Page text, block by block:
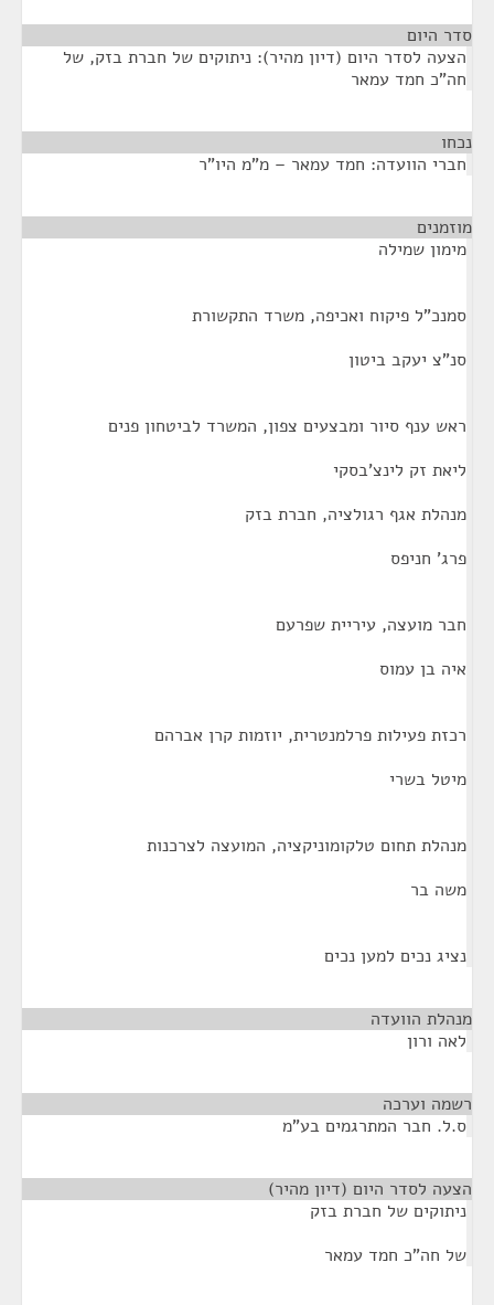
סדר היום
הצעה לסדר היום (דיון מהיר): ניתוקים של חברת בזק, של
חה"כ חמד עמאר
נכחו
חברי הוועדה: חמד עמאר – מ"מ היו"ר
מוזמנים
מימון שמילה
סמנכ"ל פיקוח ואכיפה, משרד התקשורת
סנ"צ יעקב ביטון
ראש ענף סיור ומבצעים צפון, המשרד לביטחון פנים
ליאת זק לינצ'בסקי
מנהלת אגף רגולציה, חברת בזק
פרג' חניפס
חבר מועצה, עיריית שפרעם
איה בן עמוס
רכזת פעילות פרלמנטרית, יוזמות קרן אברהם
מיטל בשרי
מנהלת תחום טלקומוניקציה, המועצה לצרכנות
משה בר
נציג נכים למען נכים
מנהלת הוועדה
לאה ורון
רשמה וערכה
ס.ל. חבר המתרגמים בע"מ
הצעה לסדר היום (דיון מהיר)
ניתוקים של חברת בזק
של חה"כ חמד עמאר